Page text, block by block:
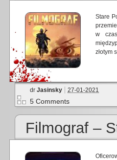
Stare
w
złotym
dr Jasinsky 27-01-2021
5 Comments
Filmograf –